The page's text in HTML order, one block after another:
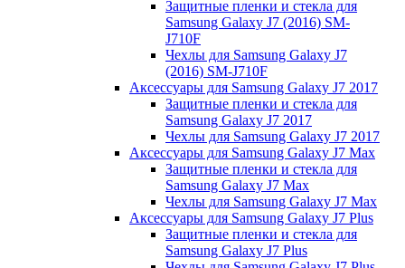
Защитные пленки и стекла для
Samsung Galaxy J7 (2016) SM-
J710F
Чехлы для Samsung Galaxy J7
(2016) SM-J710F
Аксессуары для Samsung Galaxy J7 2017
Защитные пленки и стекла для
Samsung Galaxy J7 2017
Чехлы для Samsung Galaxy J7 2017
Аксессуары для Samsung Galaxy J7 Max
Защитные пленки и стекла для
Samsung Galaxy J7 Max
Чехлы для Samsung Galaxy J7 Max
Аксессуары для Samsung Galaxy J7 Plus
Защитные пленки и стекла для
Samsung Galaxy J7 Plus